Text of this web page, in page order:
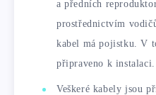
a předních
prostřednictvím
kabel má pojistku. V
připraveno k instalaci.
Veškeré kabely jsou